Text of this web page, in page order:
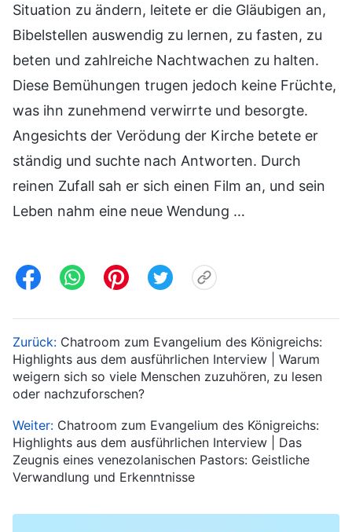
Situation zu ändern, leitete er die Gläubigen an,
Bibelstellen auswendig zu lernen, zu fasten, zu
beten und zahlreiche Nachtwachen zu halten.
Diese Bemühungen trugen jedoch keine Früchte,
was ihn zunehmend verwirrte und besorgte.
Angesichts der Verödung der Kirche betete er
ständig und suchte nach Antworten. Durch
reinen Zufall sah er sich einen Film an, und sein
Leben nahm eine neue Wendung …
Zurück: Chatroom zum Evangelium des Königreichs:
Highlights aus dem ausführlichen Interview | Warum
weigern sich so viele Menschen zuzuhören, zu lesen
oder nachzuforschen?
Weiter: Chatroom zum Evangelium des Königreichs:
Highlights aus dem ausführlichen Interview | Das
Zeugnis eines venezolanischen Pastors: Geistliche
Verwandlung und Erkenntnisse